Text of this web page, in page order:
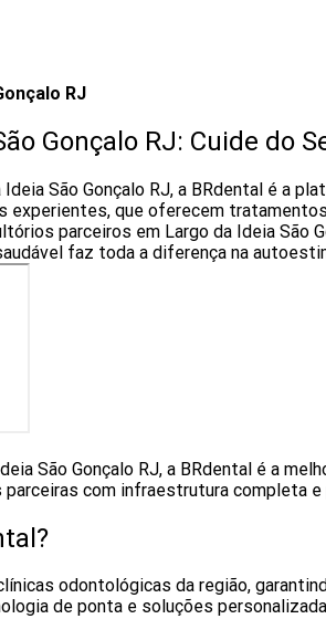
RJ
Gonçalo RJ: Cuide do
São Gonçalo RJ, a BRdental é a
que oferecem
parceiros em Largo da Ideia São
faz toda a diferença na
São Gonçalo RJ, a BRdental é a
com infraestrutura completa
odontológicas da região,
de ponta e soluções